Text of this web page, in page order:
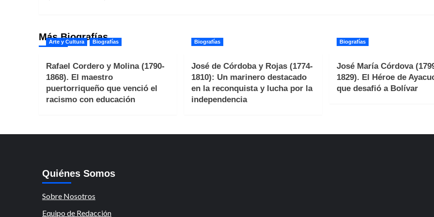
Más Biografías
Arte y Cultura Biografías
Rafael Cordero y Molina (1790-
1868). El maestro
puertorriqueño que venció el
racismo con educación
Biografías
José de Córdoba y Rojas (1774-
1810): Un marinero destacado
en la reconquista y lucha por la
independencia
Biografías
José María Córdova
1829). El Héroe de
que desafió a Bolívar
Quiénes Somos
Sobre Nosotros
Equipo de Redacción